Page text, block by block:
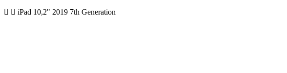
iPad 10,2" 2019 7th Generation